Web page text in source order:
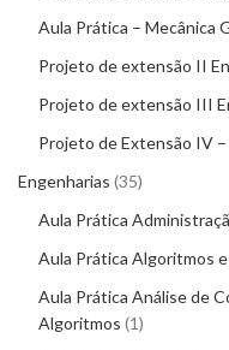
Aula Prática – Mecânica
Projeto de extensão II
Projeto de extensão III
Projeto de Extensão IV
Engenharias 35
Aula Prática
Aula Prática Algoritmos
Aula Prática Análise de
Algoritmos 1